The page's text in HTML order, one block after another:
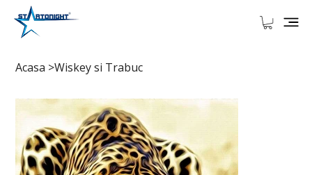
Acasa >Wiskey si Trabuc